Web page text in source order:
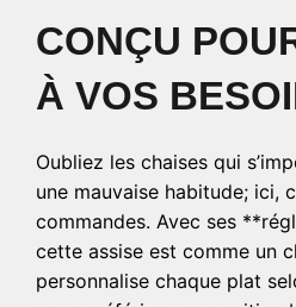
CONÇU
À VOS
Oubliez les chaises qui
une mauvaise habitude; ici,
commandes. Avec ses
cette assise est comme un
personnalise chaque plat